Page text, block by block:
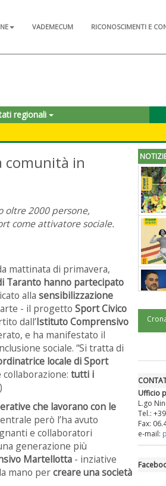
VADEMECUM RICONOSCIMENTI E
regionali
comunità in
oltre 2000 persone,
come attivatore sociale.
mattinata di primavera,
Taranto hanno partecipato
alla sensibilizzazione
- il progetto Sport Civico
dall’Istituto Comprensivo
e ha manifestato il
sociale. “Si tratta di
locale di Sport
tutti i
)
che lavorano con le
però l’ha avuto
e collaboratori
generazione più
Martellotta - inziative
mano percreare una società
Ufficio
L.go
Tel.:
Fax:
e-mail: